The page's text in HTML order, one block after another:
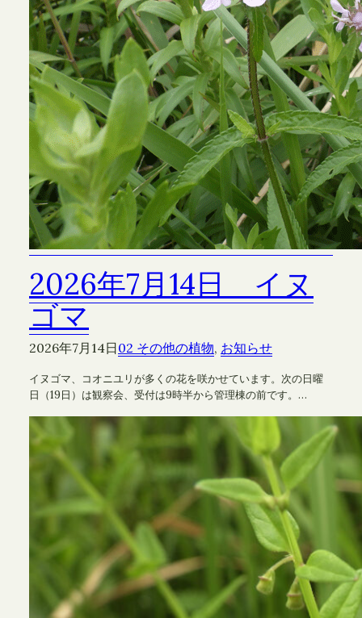
2026年7月14日 イヌ
ゴマ
2026年7月14日02 その他の植物, お知らせ
イヌゴマ、コオニユリが多くの花を咲かせています。次の日曜
日（19日）は観察会、受付は9時半から管理棟の前です。…